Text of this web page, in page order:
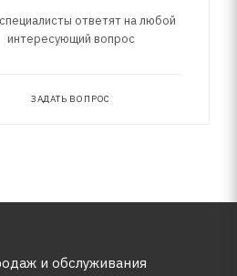
ответят на любой
интересующий вопрос
ЗАДАТЬ ВОПРОС
и обслуживания